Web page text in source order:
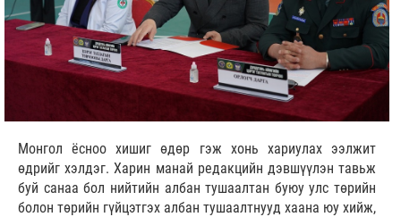
Монгол ёсноо хишиг өдөр гэж хонь хариулах ээлжит
өдрийг хэлдэг. Харин манай редакцийн дэвшүүлэн тавьж
буй санаа бол нийтийн албан тушаалтан буюу улс төрийн
болон төрийн гүйцэтгэх албан тушаалтнууд хаана юу хийж,